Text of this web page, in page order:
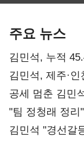
주요 뉴스
김민석, 누적
0.86%p(2보)
김민석, 제주·
공세 멈춘 김민
"팀 정청래 정
다툼 격화
김민석 "경선갈